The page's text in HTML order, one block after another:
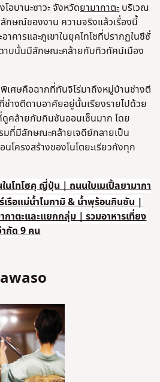
อบานะซาวะ จังหวัดยามากาตะบริเวณ
กษณ์ของงาน ความจริงแล้วเรื่องนี้
าคารและภูเขาในยุคไทโชที่ปรากฏในซีซั่
าบนั้นมีลักษณะคล้ายกับทิวทัศน์เมือง
เศษคือฉากที่ทันจิโร่มาถึงหมู่บ้านช่างตี
างตีดาบอาศัยอยู่นั้นเรียงรายไปด้วย
ดูคล้ายกับกินซันออนเซ็นมาก โดย
มที่มีลักษณะคล้ายเจดีย์กลายเป็น
โครงสร้างของโนโตยะเรียวกังทุก
นโทโฮคุ ญี่ปุ่น｜ถนนใบเมเปิ้ลยามากา
ร์เรือแม่น้ำโมกามิ & น้ำพุร้อนกินซัน |
กาตะและแยกกลุ่ม｜รวมอาหารเที่ยง
ำกัด 9 คน